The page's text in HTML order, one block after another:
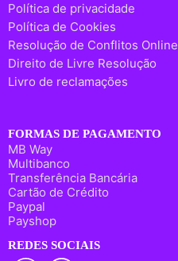
Política de privacidade
Política de Cookies
Resolução de Conflitos Online
Direito de Livre Resolução
Livro de reclamações
FORMAS DE PAGAMENTO
MB Way
Multibanco
Transferência Bancária
Cartão de Crédito
Paypal
Payshop
REDES SOCIAIS